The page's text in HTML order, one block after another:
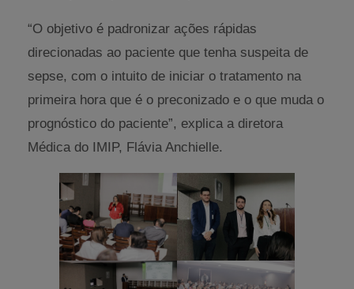
“O objetivo é padronizar ações rápidas
direcionadas ao paciente que tenha suspeita de
sepse, com o intuito de iniciar o tratamento na
primeira hora que é o preconizado e o que muda o
prognóstico do paciente”, explica a diretora
Médica do IMIP, Flávia Anchielle.